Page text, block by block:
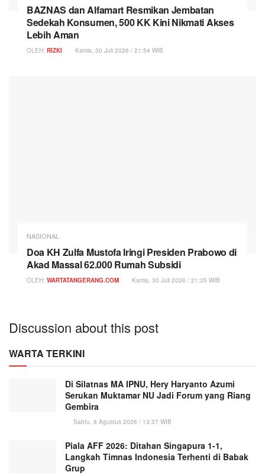
BAZNAS dan Alfamart Resmikan Jembatan
Sedekah Konsumen, 500 KK Kini Nikmati Akses
Lebih Aman
OLEH: RIZKI Kamis, 30 Juli 2026 / 21:54 WIB
NASIONAL
Doa KH Zulfa Mustofa Iringi Presiden Prabowo di
Akad Massal 62.000 Rumah Subsidi
OLEH: WARTATANGERANG.COM Kamis, 30 Juli 2026 / 21:35 WIB
Discussion about this post
WARTA TERKINI
Di Silatnas MA IPNU, Hery Haryanto Azumi
Serukan Muktamar NU Jadi Forum yang Riang
Gembira
Sabtu, 8 Agustus 2026 / 13:37 WIB
Piala AFF 2026: Ditahan Singapura 1-1,
Langkah Timnas Indonesia Terhenti di Babak
Grup